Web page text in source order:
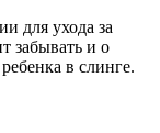
для ухода за
забывать и о
в слинге.